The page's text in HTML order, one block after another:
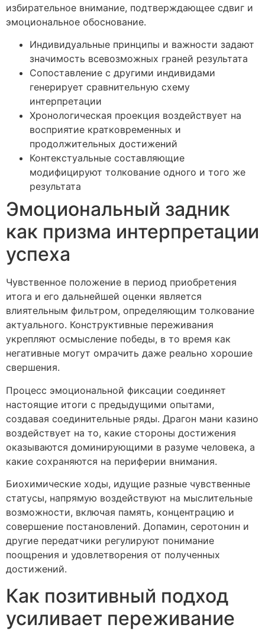
избирательное внимание, подтверждающее сдвиг и
эмоциональное обоснование.
Индивидуальные принципы и важности задают
значимость всевозможных граней результата
Сопоставление с другими индивидами
генерирует сравнительную схему
интерпретации
Хронологическая проекция воздействует на
восприятие кратковременных и
продолжительных достижений
Контекстуальные составляющие
модифицируют толкование одного и того же
результата
Эмоциональный задник
как призма интерпретации
успеха
Чувственное положение в период приобретения
итога и его дальнейшей оценки является
влиятельным фильтром, определяющим толкование
актуального. Конструктивные переживания
укрепляют осмысление победы, в то время как
негативные могут омрачить даже реально хорошие
свершения.
Процесс эмоциональной фиксации соединяет
настоящие итоги с предыдущими опытами,
создавая соединительные ряды. Драгон мани казино
воздействует на то, какие стороны достижения
оказываются доминирующими в разуме человека, а
какие сохраняются на периферии внимания.
Биохимические ходы, идущие разные чувственные
статусы, напрямую воздействуют на мыслительные
возможности, включая память, концентрацию и
совершение постановлений. Допамин, серотонин и
другие передатчики регулируют понимание
поощрения и удовлетворения от полученных
достижений.
Как позитивный подход
усиливает переживание